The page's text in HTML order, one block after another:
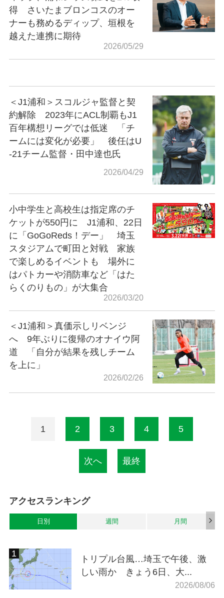
得 さいたまブロンコスのオー
ナーも務めるディップ、垣根を
越えた連携に期待
2026/05/29
＜J1浦和＞スコルジャ監督と契
約解除 2023年にACL制覇もJ1
百年構想リーグでは低迷 「チ
ームには変化が必要」 後任はU
-21チーム監督・田中達也氏
2026/04/29
小中学生と高校生は指定席のチ
ケットが550円に J1浦和、22日
に「GoGoReds！デー」 埼玉
スタジアムで町田と対戦 家族
で楽しめるイベントも 場外に
はパトカーや消防車など「はた
らくのりもの」が大集合
2026/03/20
＜J1浦和＞真価示しリベンジ
へ 9年ぶりに復帰のオナイウ阿
道 「自分が結果を残しチーム
を上に」
2026/02/26
1 2 3 4 5
次へ 最終
アクセスランキング
日別 週間 月間
トリプル台風…埼玉で午後、激
しい雨か きょう6日、大...
2026/08/06